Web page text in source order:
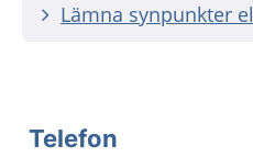
Lämna synpunkter
Telefon